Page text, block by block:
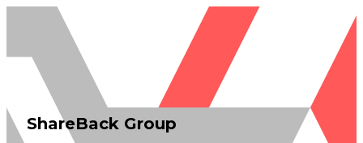
ShareBack Group